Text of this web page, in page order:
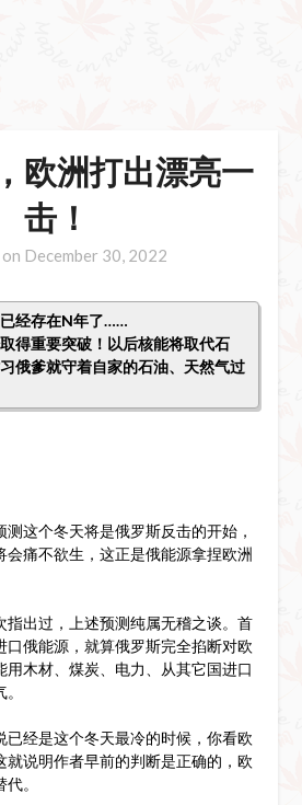
欧洲打出漂亮一
击！
December 30, 2022
经存在N年了……
得重要突破！以后核能将取代石
俄爹就守着自家的石油、天然气过
这个冬天将是俄罗斯反击的开始，
会痛不欲生，这正是俄能源拿捏欧洲
指出过，上述预测纯属无稽之谈。首
口俄能源，就算俄罗斯完全掐断对欧
用木材、煤炭、电力、从其它国进口
已经是这个冬天最冷的时候，你看欧
就说明作者早前的判断是正确的，欧
。